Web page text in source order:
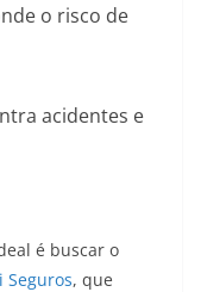
o risco de
acidentes e
é buscar o
Seguros, que